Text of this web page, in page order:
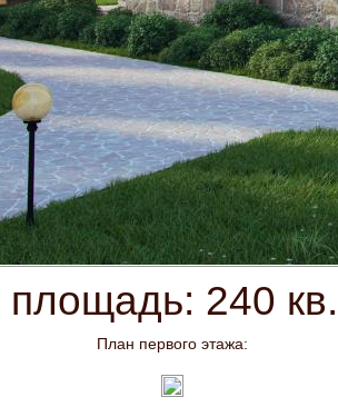
240
План первого этажа: